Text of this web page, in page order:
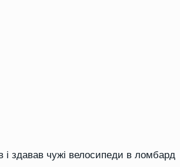
і здавав чужі велосипеди в ломбард